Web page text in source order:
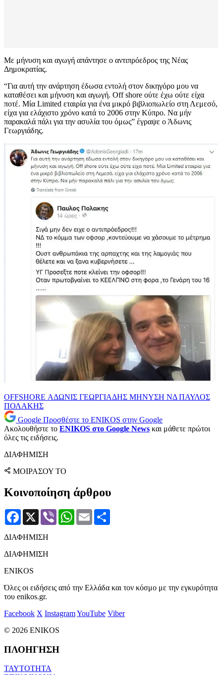
Με μήνυση και αγωγή απάντησε ο αντιπρόεδρος της Νέας
Δημοκρατίας.
“Για αυτή την ανάρτηση έδωσα εντολή στον δικηγόρο μου να
καταθέσει και μήνυση και αγωγή. Off shore ούτε έχω ούτε είχα
ποτέ. Μία Limited εταιρία για ένα μικρό βιβλιοπωλείο στη Λεμεσό,
είχα για ελάχιστο χρόνο κατά το 2006 στην Κύπρο. Να μήν
παρακαλά πάλι για την ασυλία του όμως” έγραψε ο Άδωνις
Γεωργιάδης.
OFFSHORE ΑΔΩΝΙΣ ΓΕΩΡΓΙΑΔΗΣ ΜΗΝΥΣΗ ΝΔΠΑΥΛΟΣ
ΠΟΛΑΚΗΣ
Google Προσθέστε το ENIKOS στην Google
Ακολουθήστε το ENIKOS στο Google News και μάθετε πρώτοι
όλες τις ειδήσεις.
ΔΙΑΦΗΜΙΣΗ
ΜΟΙΡΑΣΟΥ ΤΟ
Κοινοποίηση άρθρου
Facebook
X Viber WhatsApp
Email
ΔΙΑΦΗΜΙΣΗ
ΔΙΑΦΗΜΙΣΗ
ENIKOS
Όλες οι ειδήσεις από την Ελλάδα και τον κόσμο με την εγκυρότητα
του enikos.gr.
Facebook X InstagramYouTube Viber
© 2026 ENIKOS
ΠΛΟΗΓΗΣΗ
ΤΑΥΤΟΤΗΤΑ